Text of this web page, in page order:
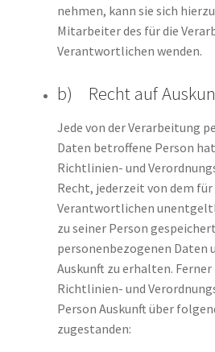
nehmen, kann sie sich
Mitarbeiter des für die
Verantwortlichen wenden.
b) Recht auf
Jede von der Verarbeitung
Daten betroffene Person
Richtlinien- und
Recht, jederzeit von dem
Verantwortlichen
zu seiner Person
personenbezogenen Daten
Auskunft zu erhalten.
Richtlinien- und
Person Auskunft über
zugestanden: